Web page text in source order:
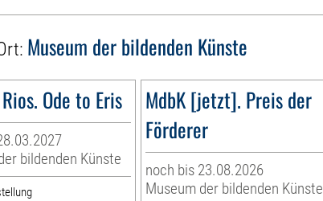
Museum der bildenden Künste
Ode to Eris
bildenden Künste
MdbK [jetzt]. Preis der
Förderer
noch bis 23.08.2026
Museum der bildenden Künste